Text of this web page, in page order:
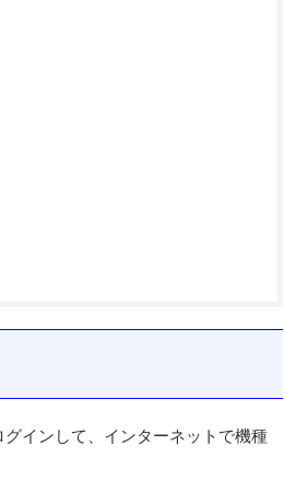
インして、インターネットで機種